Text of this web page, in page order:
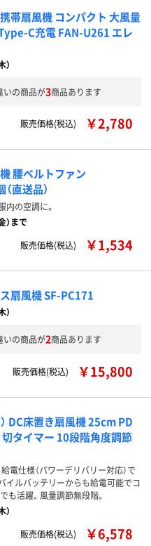
帯扇風機 コンパクト 大風量
C充電 FAN-U261 エレ
）
いの商品が3商品あります
販売価格(税込) ￥2,780
腰ベルトファン
直送品）
の空調に。
）まで
販売価格(税込)
￥1,534
扇風機 SF-PC171
）
いの商品が2商品あります
販売価格(税込) ￥15,800
DC床置き扇風機 25cm PD
タイマー 10段階角度調節
電仕様（パワーデリバリー対応）で
イルバッテリーからも給電可能でコ
も活躍。風量調節無段階。
）
販売価格(税込)
￥6,578